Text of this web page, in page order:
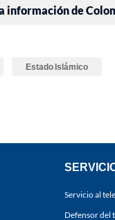
información de
Estado Islámico
Servicio al
Defensor del